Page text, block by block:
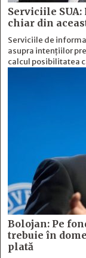
Serviciile SUA:
chiar din
Serviciile de
asupra intențiilor
calcul posibilitatea
Bolojan: Pe
trebuie în
plată